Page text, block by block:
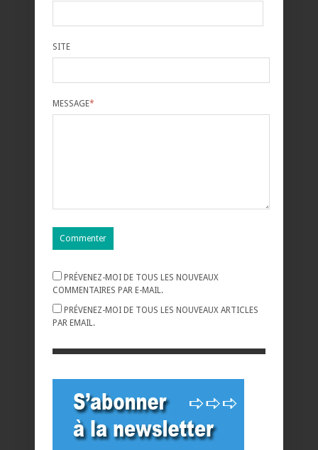
SITE
MESSAGE*
PRÉVENEZ-MOI DE TOUS LES NOUVEAUX
COMMENTAIRES PAR E-MAIL.
PRÉVENEZ-MOI DE TOUS LES NOUVEAUX ARTICLES
PAR EMAIL.